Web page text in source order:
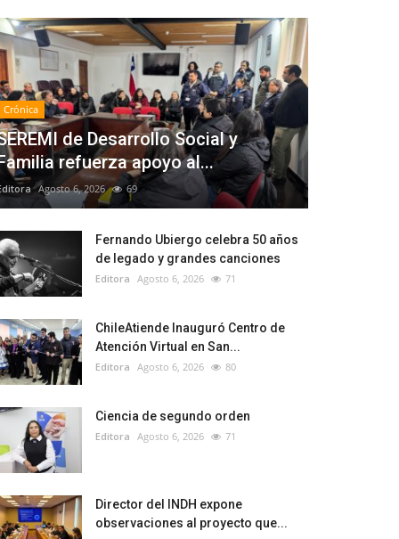
Crónica
de Desarrollo Social y
refuerza apoyo al...
Agosto 6, 2026 69
Fernando Ubiergo celebra 50 años
de legado y grandes canciones
Editora Agosto 6, 2026 71
ChileAtiende Inauguró Centro de
Atención Virtual en San...
Editora Agosto 6, 2026 80
Ciencia de segundo orden
Editora Agosto 6, 2026 71
Director del INDH expone
observaciones al proyecto que...